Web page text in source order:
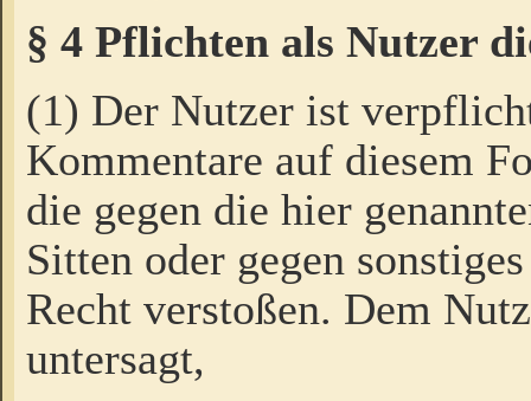
§ 4 Pflichten als Nutzer
(1) Der Nutzer ist
Kommentare auf diesem
die gegen die hier
Sitten oder gegen
Recht verstoßen. Dem
untersagt,